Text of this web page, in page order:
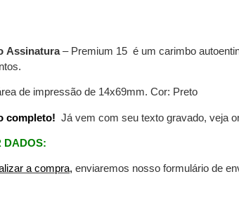
Assinatura– Premium 15 é um carimbo
de impressão de 14x69mm. Cor: Preto
completo! Já vem com seu texto gravado, veja
DADOS:
a compra, enviaremos nosso formulário de